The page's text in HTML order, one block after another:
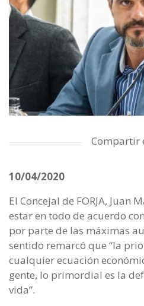
Compartir
10/04/2020
El Concejal de FORJA, Juan
estar en todo de acuerdo
por parte de las máximas
sentido remarcó que “la
cualquier ecuación
gente, lo primordial es la
vida”.